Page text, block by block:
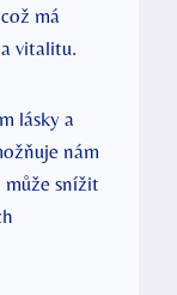
má
vitalitu.
lásky a
nám
může snížit